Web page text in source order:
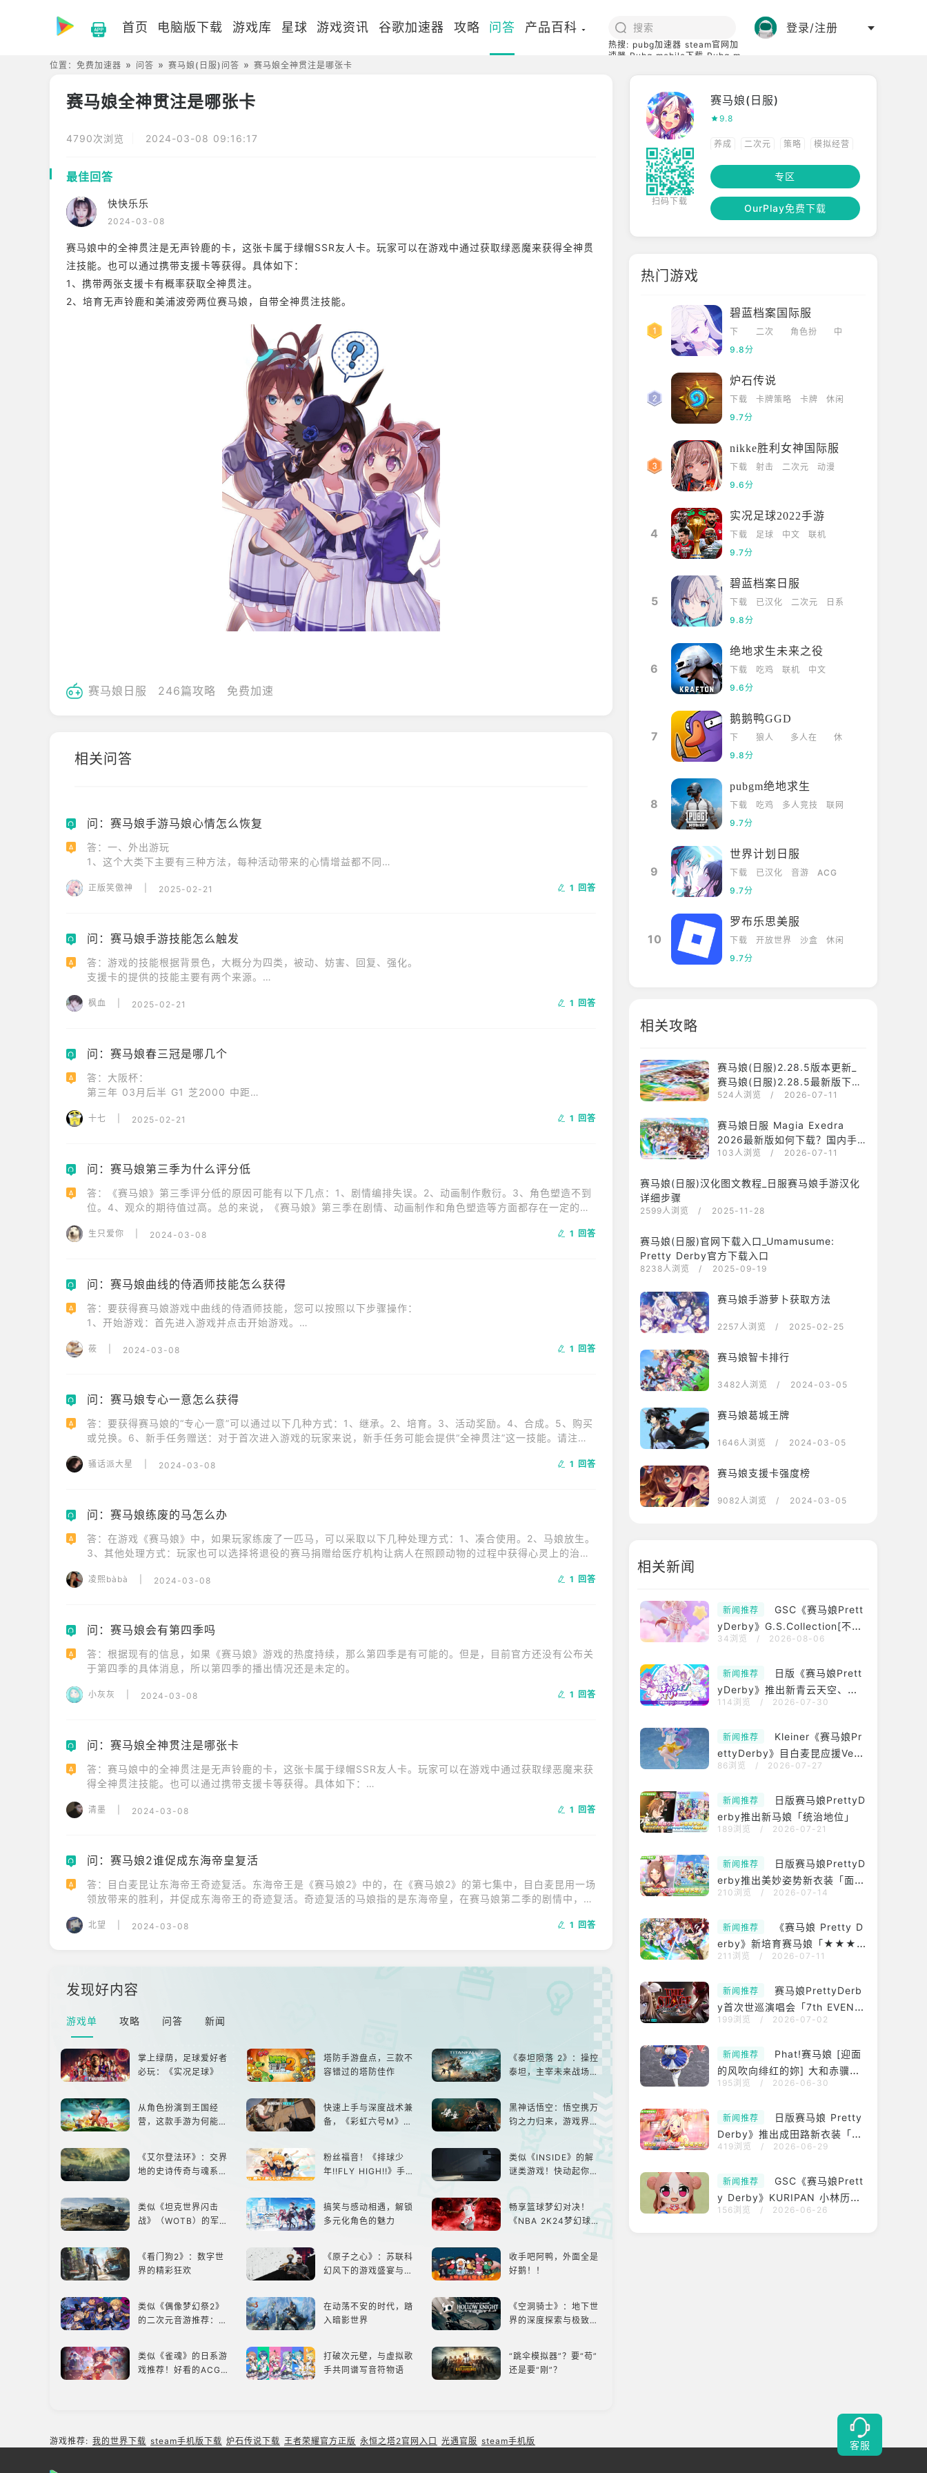
首页 电脑版下载 游戏库 星球 游戏资讯 谷歌加速器 攻略 问答 产品百科
热搜: pubg加速器 steam官网加
速器 Pubg mobile下载 Pubg m
登录/注册
客服
位置： 免费加速器 问答 赛马娘(日服)问答 赛马娘全神贯注是哪张卡
赛马娘全神贯注是哪张卡
4790次浏览 2024-03-08 09:16:17
最佳回答
快快乐乐
2024-03-08
赛马娘中的全神贯注是无声铃鹿的卡，这张卡属于绿帽SSR友人卡。玩家可以在游戏中通过获取绿恶魔来获得全神贯
注技能。也可以通过携带支援卡等获得。具体如下：
1、携带两张支援卡有概率获取全神贯注。
2、培育无声铃鹿和美浦波旁两位赛马娘，自带全神贯注技能。
赛马娘日服 246篇攻略 免费加速
相关问答
Q 问：赛马娘手游马娘心情怎么恢复
A
答：一、外出游玩
1、这个大类下主要有三种方法，每种活动带来的心情增益都不同。
3、KTV唱歌，心情+2。
1、可以让马娘通过使用娃娃机获得心情奖励，但出现的概率较低。
正版笑傲神 2025-02-21 1 回答
Q 问：赛马娘手游技能怎么触发
A
答：游戏的技能根据背景色，大概分为四类，被动、妨害、回复、强化。
支援卡的提供的技能主要有两个来源。
剧情hint：触发支援卡的育成剧情(育成イベント)后，在卡片的说明中有可以选择的详细效果图标的剧情，会提
枫血 2025-02-21 1 回答
Q 问：赛马娘春三冠是哪几个
A
答：大阪杯：
第三年 03月后半 G1 芝2000 中距离
天皇赏春：
宝塚纪念：
十七 2025-02-21 1 回答
Q 问：赛马娘第三季为什么评分低
A
答：《赛马娘》第三季评分低的原因可能有以下几点：1、剧情编排失误。2、动画制作敷衍。3、角色塑造不到
位。4、观众的期待值过高。总的来说，《赛马娘》第三季在剧情、动画制作和角色塑造等方面都存在一定的问
价还需要根据个人喜好和观看体验来判断。
生只爱你 2024-03-08 1 回答
Q 问：赛马娘曲线的侍酒师技能怎么获得
A
答：要获得赛马娘游戏中曲线的侍酒师技能，您可以按照以下步骤操作：
1、开始游戏：首先进入游戏并点击开始游戏。
3、挑战关卡：在关卡界面中选择您想要挑战的关卡。
完成以上步骤后，您就能获得曲线的侍酒师技能了。
莜 2024-03-08 1 回答
Q 问：赛马娘专心一意怎么获得
A
答：要获得赛马娘的“专心一意”可以通过以下几种方式：1、继承。2、培育。3、活动奖励。4、合成。5、购买
或兑换。6、新手任务赠送：对于首次进入游戏的玩家来说，新手任务可能会提供“全神贯注”这一技能。请注
骚话派大星 2024-03-08 1 回答
Q 问：赛马娘练废的马怎么办
A
答：在游戏《赛马娘》中，如果玩家练废了一匹马，可以采取以下几种处理方式：1、凑合使用。2、马娘放生。
3、其他处理方式：玩家也可以选择将退役的赛马捐赠给医疗机构让病人在照顾动物的过程中获得心灵上的治
凌熙bàbà 2024-03-08 1 回答
Q 问：赛马娘会有第四季吗
A
答：根据现有的信息，如果《赛马娘》游戏的热度持续，那么第四季是有可能的。但是，目前官方还没有公布关
于第四季的具体消息，所以第四季的播出情况还是未定的。
小灰灰 2024-03-08 1 回答
Q 问：赛马娘全神贯注是哪张卡
A
答：赛马娘中的全神贯注是无声铃鹿的卡，这张卡属于绿帽SSR友人卡。玩家可以在游戏中通过获取绿恶魔来获
得全神贯注技能。也可以通过携带支援卡等获得。具体如下：
2、培育无声铃鹿和美浦波旁两位赛马娘，自带全神贯注技能。
清墨 2024-03-08 1 回答
Q 问：赛马娘2谁促成东海帝皇复活
A
答：目白麦昆让东海帝王奇迹复活。东海帝王是《赛马娘2》中的，在《赛马娘2》的第七集中，目白麦昆用一场
领放带来的胜利，并促成东海帝王的奇迹复活。奇迹复活的马娘指的是东海帝皇，在赛马娘第二季的剧情中，她
为“奇迹复活的马娘”。
北望 2024-03-08 1 回答
发现好内容
游戏单 攻略 问答 新闻
掌上绿荫，足球爱好者
必玩：《实况足球》
塔防手游盘点，三款不
容错过的塔防佳作
《泰坦陨落 2》：操控
泰坦，主宰未来战场；
从角色扮演到王国经
营，这款手游为何能俘
快速上手与深度战术兼
备，《彩虹六号M》是
黑神话悟空：悟空携万
钧之力归来，游戏界的
《艾尔登法环》：交界
地的史诗传奇与魂系新
粉丝福音！《排球少
年!!FLY HIGH!!》手游
类似《INSIDE》的解
谜类游戏！快动起你的
类似《坦克世界闪击
战》（WOTB）的军事
搞笑与感动相遇，解锁
多元化角色的魅力
畅享篮球梦幻对决！
《NBA 2K24梦幻球
《看门狗2》：数字世
界的精彩狂欢
《原子之心》：苏联科
幻风下的游戏盛宴与瑕
收手吧阿鸭，外面全是
好鹅！！
类似《偶像梦幻祭2》
的二次元音游推荐：完
在动荡不安的时代，踏
入暗影世界
《空洞骑士》：地下世
界的深度探索与极致冒
类似《雀魂》的日系游
戏推荐！好看的ACG看
打破次元壁，与虚拟歌
手共同谱写音符物语
“跳伞模拟器”？要“苟”
还是要“刚”？
碎片
扫码下载
赛马娘(日服)
9.8
养成 二次元 策略 模拟经营
模拟 专区
OurPlay免费下载
热门游戏
碧蓝档案国际服
下
载
二次
角色扮
中
9.8分
炉石传说
下载 卡牌策略 卡牌
休闲
9.7分
nikke胜利女神国际服
下载 射击 二次元
动漫
9.6分
4
实况足球2022手游
下载 足球 中文
联机
9.7分
5
碧蓝档案日服
下载 已汉化 二次元
日系
9.8分
6
绝地求生未来之役
下载 吃鸡 联机
中文
9.6分
7
鹅鹅鸭GGD
下
载
狼人
多人在
休
9.8分
8
pubgm绝地求生
下载 吃鸡 多人竞技
联网
9.7分
9
世界计划日服
下载 已汉化 音游
ACG
9.7分
10
罗布乐思美服
下载 开放世界 沙盒
休闲
9.7分
相关攻略
赛马娘(日服)2.28.5版本更新_
赛马娘(日服)2.28.5最新版下载
安装
524人浏览 / 2026-07-11
赛马娘日服 Magia Exedra
2026最新版如何下载？国内手
机下载安装赛马娘日服 Magia
103人浏览 / 2026-07-11
赛马娘(日服)汉化图文教程_日服赛马娘手游汉化
详细步骤
2599人浏览 / 2025-11-28
赛马娘(日服)官网下载入口_Umamusume:
Pretty Derby官方下载入口
8238人浏览 / 2025-09-19
赛马娘手游萝卜获取方法
2257人浏览 / 2025-02-25
赛马娘智卡排行
3482人浏览 / 2024-03-05
赛马娘葛城王牌
1646人浏览 / 2024-03-05
赛马娘支援卡强度榜
9082人浏览 / 2024-03-05
相关新闻
新闻推荐
GSC《赛马娘Prett
yDerby》G.S.Collection[不融
的砂糖点心]奥斯顿真弓模型 预
34浏览 / 2026-08-06
新闻推荐
日版《赛马娘Prett
yDerby》推出新青云天空、目
白光明泳装以及故事活动
114浏览 / 2026-07-30
新闻推荐
Kleiner《赛马娘Pr
ettyDerby》目白麦昆应援Ver
模型 预计2027年3月贩售
86浏览 / 2026-07-27
新闻推荐
日版赛马娘PrettyD
erby推出新马娘「统治地位」
189浏览 / 2026-07-21
新闻推荐
日版赛马娘PrettyD
erby推出美妙姿势新衣装「面华
煌彩传・极」、优秀素质新支援
210浏览 / 2026-07-14
新闻推荐
《赛马娘 Pretty D
erby》新培育赛马娘「★★★
[面华煌彩传·极]美妙姿势」登
211浏览 / 2026-07-11
新闻推荐
赛马娘PrettyDerb
y首次世巡演唱会「7th EVENT
WORLD TOUR」东京公演开放
199浏览 / 2026-07-02
新闻推荐
Phat!赛马娘 [迎面
的风吹向绯红的妳] 大和赤骥模
型 预定2027年6月贩售
195浏览 / 2026-06-30
新闻推荐
日版赛马娘 Pretty
Derby》推出成田路新衣装「万
福龙汤传・顶」以及育成剧本
419浏览 / 2026-06-29
新闻推荐
GSC《赛马娘Prett
y Derby》KURIPAN 小林历奇/
北幸樽前玩偶 预定2026年12月
156浏览 / 2026-06-26
游戏推荐: 我的世界下载 steam手机版下载 炉石传说下载 王者荣耀官方正版 永恒之塔2官网入口 光遇官服 steam手机版